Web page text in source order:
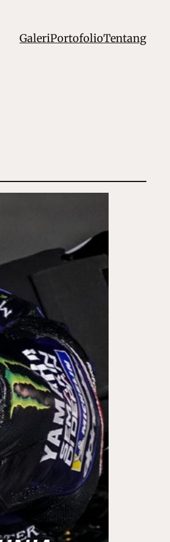
GaleriPortofolioTentang